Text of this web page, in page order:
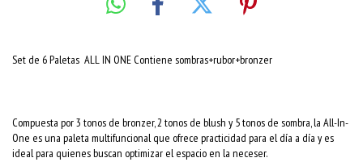
Set de 6 Paletas ALL IN ONE Contiene sombras+rubor+bronzer
Compuesta por 3 tonos de bronzer, 2 tonos de blush y 5 tonos de sombra, la All-In-
One es una paleta multifuncional que ofrece practicidad para el día a día y es
ideal para quienes buscan optimizar el espacio en la neceser.